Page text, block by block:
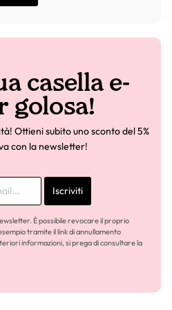
casella e-
golosa!
Ottieni subito uno sconto del 5%
con la newsletter!
Iscriviti
È possibile revocare il proprio
tramite il link di annullamento
informazioni, si prega di consultare la